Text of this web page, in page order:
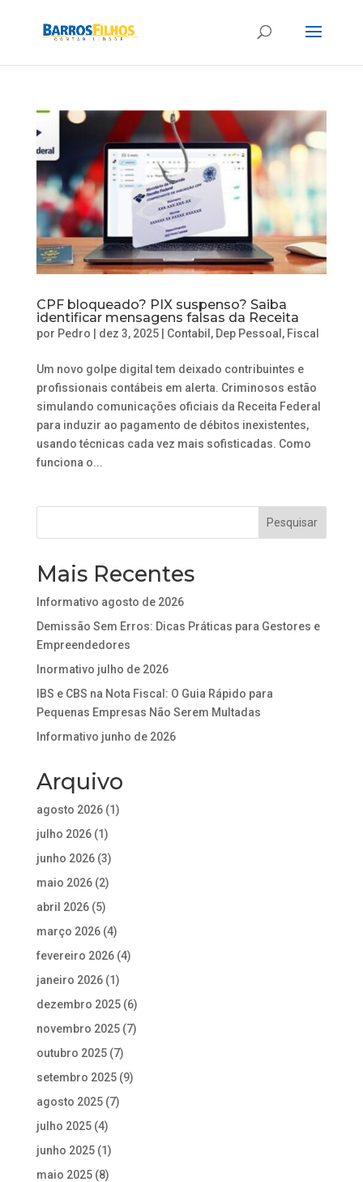
CPF bloqueado? PIX suspenso? Saiba
identificar mensagens falsas da Receita
por Pedro | dez 3, 2025| Contabil, Dep Pessoal, Fiscal
Um novo golpe digital tem deixado contribuintes e
profissionais contábeis em alerta. Criminosos estão
simulando comunicações oficiais da Receita Federal
para induzir ao pagamento de débitos inexistentes,
usando técnicas cada vez mais sofisticadas. Como
funciona o...
Mais Recentes
Informativo agosto de 2026
Demissão Sem Erros: Dicas Práticas para Gestores e
Empreendedores
Inormativo julho de 2026
IBS e CBS na Nota Fiscal: O Guia Rápido para
Pequenas Empresas Não Serem Multadas
Informativo junho de 2026
Arquivo
agosto 2026(1)
julho 2026(1)
junho 2026(3)
maio 2026(2)
abril 2026(5)
março 2026(4)
fevereiro 2026(4)
janeiro 2026(1)
dezembro 2025(6)
novembro 2025(7)
outubro 2025(7)
setembro 2025(9)
agosto 2025(7)
julho 2025(4)
junho 2025(1)
maio 2025(8)